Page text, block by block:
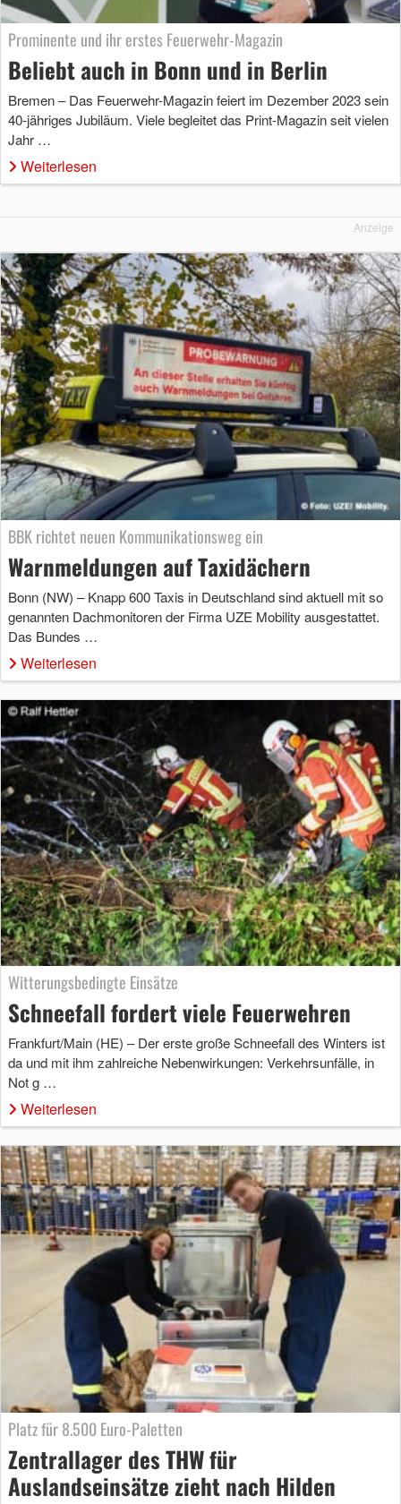
Prominente und ihr erstes Feuerwehr-Magazin
Beliebt auch in Bonn und in Berlin
Bremen – Das Feuerwehr-Magazin feiert im Dezember 2023 sein
40-jähriges Jubiläum. Viele begleitet das Print-Magazin seit vielen
Jahr …
Weiterlesen
Anzeige
BBK richtet neuen Kommunikationsweg ein
Warnmeldungen auf Taxidächern
Bonn (NW) – Knapp 600 Taxis in Deutschland sind aktuell mit so
genannten Dachmonitoren der Firma UZE Mobility ausgestattet.
Das Bundes …
Weiterlesen
Witterungsbedingte Einsätze
Schneefall fordert viele Feuerwehren
Frankfurt/Main (HE) – Der erste große Schneefall des Winters ist
da und mit ihm zahlreiche Nebenwirkungen: Verkehrsunfälle, in
Not g …
Weiterlesen
Platz für 8.500 Euro-Paletten
Zentrallager des THW für
Auslandseinsätze zieht nach Hilden